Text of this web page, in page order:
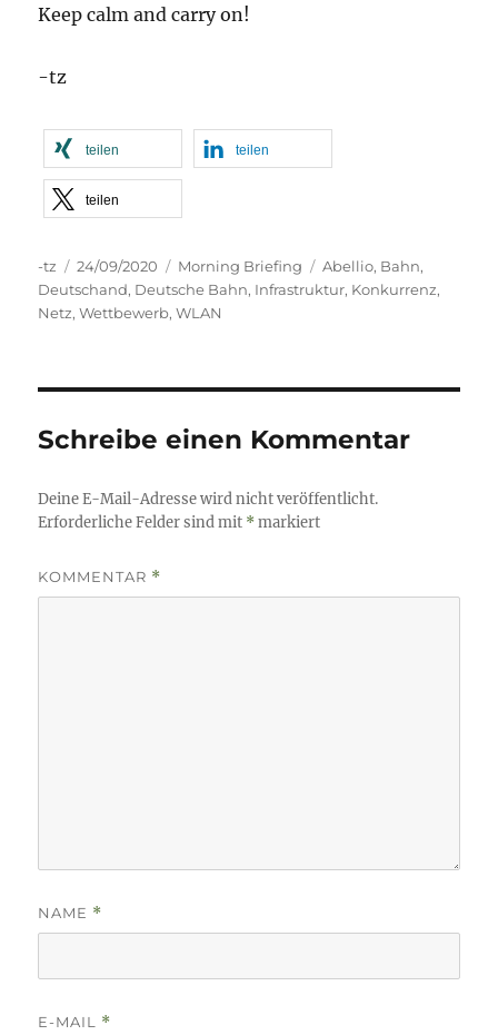
Keep calm and carry on!
-tz
teilen teilen
teilen
Autor
-tz
Veröffentlicht
am
24/09/2020 Kategorien
Morning Briefing Schlagwörter
Abellio, Bahn,
Deutschand, Deutsche Bahn, Infrastruktur, Konkurrenz,
Netz,Wettbewerb,WLAN
Schreibe einen Kommentar
Deine E-Mail-Adresse wird nicht veröffentlicht.
Erforderliche Felder sind mit *markiert
KOMMENTAR *
NAME *
E-MAIL *